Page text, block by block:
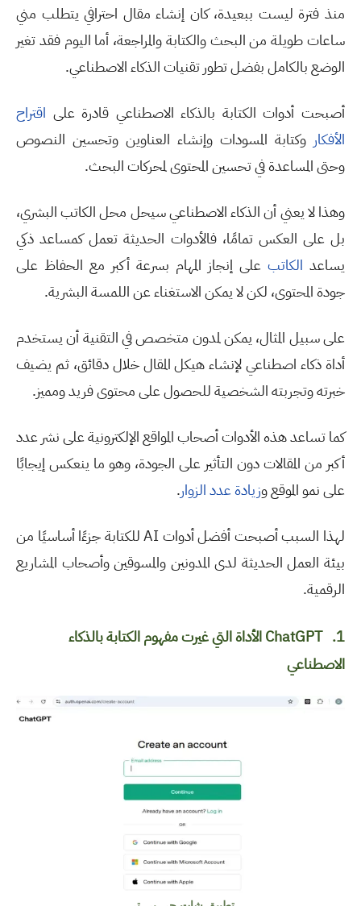
منذ فترة ليست ببعيدة، كان إنشاء مقال احترافي يتطلب مني
ساعات طويلة من البحث والكتابة والمراجعة، أما اليوم فقد تغير
الوضع بالكامل بفضل تطور تقنيات الذكاء الاصطناعي.
أصبحت أدوات الكتابة بالذكاء الاصطناعي قادرة على اقتراح
الأفكار وكتابة المسودات وإنشاء العناوين وتحسين النصوص
وحتى المساعدة في تحسين المحتوى لمحركات البحث.
وهذا لا يعني أن الذكاء الاصطناعي سيحل محل الكاتب البشري،
بل على العكس تمامًا، فالأدوات الحديثة تعمل كمساعد ذكي
يساعد الكاتب على إنجاز المهام بسرعة أكبر مع الحفاظ على
جودة المحتوى، لكن لا يمكن الاستغناء عن اللمسة البشرية.
على سبيل المثال، يمكن لمدون متخصص في التقنية أن يستخدم
أداة ذكاء اصطناعي لإنشاء هيكل المقال خلال دقائق، ثم يضيف
خبرته وتجربته الشخصية للحصول على محتوى فريد ومميز.
كما تساعد هذه الأدوات أصحاب المواقع الإلكترونية على نشر عدد
أكبر من المقالات دون التأثير على الجودة، وهو ما ينعكس إيجابًا
على نمو الموقع وزيادة عدد الزوار.
لهذا السبب أصبحت أفضل أدواتAIللكتابة جزءًا أساسيًا من
بيئة العمل الحديثة لدى المدونين والمسوقين وأصحاب المشاريع
الرقمية.
1.
ChatGPTالأداة التي غيرت مفهوم الكتابة بالذكاء
الاصطناعي